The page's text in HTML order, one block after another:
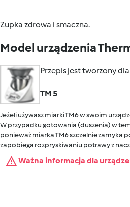
Zupka zdrowa i smaczna.
Model urządzenia
Przepis jest tworzony dla
TM 5
Jeżeli używasz miarki TM6 w swoim
W przypadku gotowania (duszenia) w
ponieważ miarka TM6 szczelnie zamyka
zapobiega rozpryskiwaniu potrawy z
Ważna informacja dla